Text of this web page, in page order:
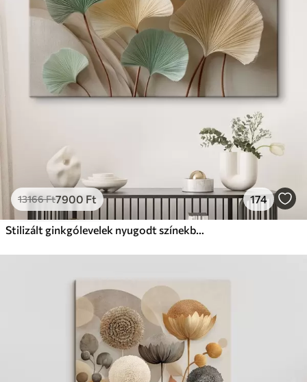
Prémium
Ft
Élénk, gazdag színek
Fakulásálló
✓Biztonságos, szagtalan tinta
Eco-Prémium
Tól24810Ft
✓Élénk, gazdag színek
✓Fakulásálló
Környezetbarát anyag
13166Ft7900 Ft 174
Stilizált ginkgólevelek nyugodt színekben